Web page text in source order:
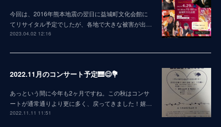
今回は、2016年熊本地震の翌日に益城町文化会館に
てリサイタル予定でしたが、各地で大きな被害が出…
2023.04.02 12:16
2022.11月のコンサート予定🎹😊💐
あっという間に今年も2ヶ月ですね。この秋はコンサ
ートが通常通りより更に多く、戻ってきました！嬉…
2022.11.11 11:51